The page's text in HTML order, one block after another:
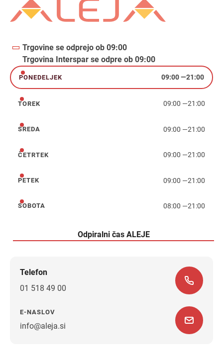
Trgovine se odprejo ob 09:00
Trgovina Interspar se odpre ob 09:00
ponedeljek
PONEDELJEK 09:00—21:00
torek
TOREK 09:00 —21:00
sreda
SREDA 09:00 —21:00
četrtek
ČETRTEK 09:00 —21:00
petek
PETEK 09:00 —21:00
sobota
SOBOTA 08:00 —21:00
Odpiralni čas ALEJE
Telefon
01 518 49 00
E-NASLOV
info@aleja.si